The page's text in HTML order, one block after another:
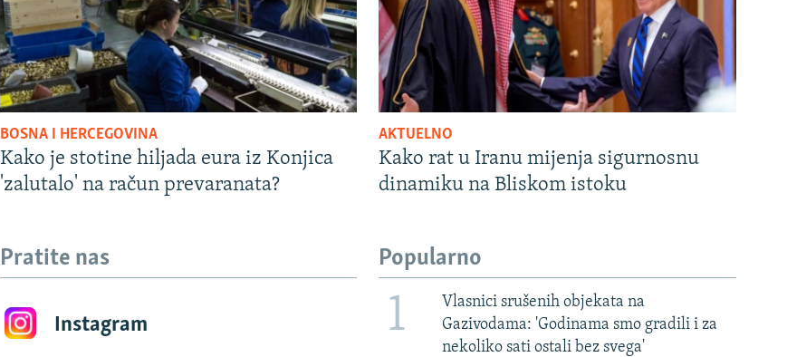
BOSNA I HERCEGOVINA
Kako je stotine hiljada eura iz Konjica
'zalutalo' na račun prevaranata?
AKTUELNO
Kako rat u Iranu mijenja sigurnosnu
dinamiku na Bliskom istoku
Pratite nas
Instagram
Popularno
1
Vlasnici srušenih objekata na
Gazivodama: 'Godinama smo gradili i za
nekoliko sati ostali bez svega'